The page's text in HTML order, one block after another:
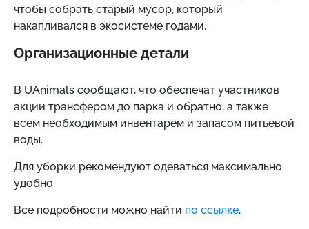
чтобы собрать старый мусор, который
накапливался в экосистеме годами.
Организационные детали
В UAnimals сообщают, что обеспечат участников
акции трансфером до парка и обратно, а также
всем необходимым инвентарем и запасом питьевой
воды.
Для уборки рекомендуют одеваться максимально
удобно.
Все подробности можно найти по ссылке.